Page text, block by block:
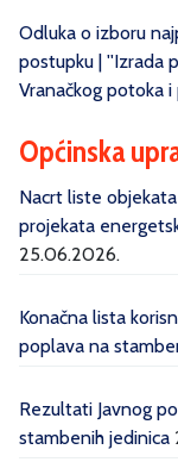
Odluka o izboru
postupku | ''Izrada
Vranačkog potoka
Općinska
Nacrt liste
projekata
25.06.2026.
Konačna lista
poplava na
Rezultati Javnog
stambenih jedinica